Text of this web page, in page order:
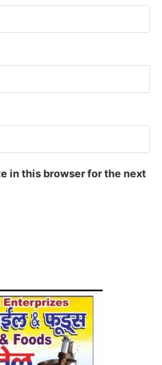
in this browser for the next